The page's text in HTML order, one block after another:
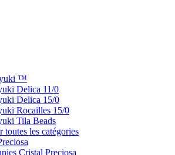
™
Delica 11/0
Delica 15/0
Rocailles 15/0
Tila Beads
toutes les catégories
Cristal Preciosa